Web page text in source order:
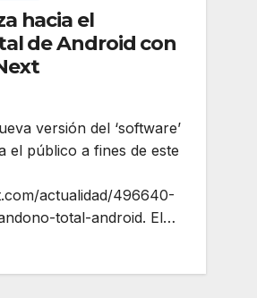
hacia el
de Android con
versión del ‘software’
el público a fines de este
actualidad/496640-
total-android. El…